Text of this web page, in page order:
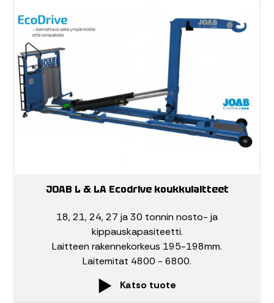
JOAB L & LA Ecodrive koukkulaitteet
18, 21, 24, 27 ja 30 tonnin nosto- ja
kippauskapasiteetti.
Laitteen rakennekorkeus 195-198mm.
Laitemitat 4800 - 6800.
Katso tuote